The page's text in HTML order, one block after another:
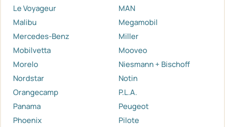
Le Voyageur
MAN
Malibu
Megamobil
Mercedes-Benz
Miller
Mobilvetta
Mooveo
Morelo
Niesmann + Bischoff
Nordstar
Notin
Orangecamp
P.L.A.
Panama
Peugeot
Phoenix
Pilote